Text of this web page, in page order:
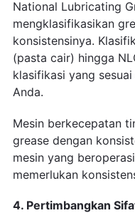
National Lubricating
mengklasifikasikan
konsistensinya.
(pasta cair) hingga
klasifikasi yang
Anda.
Mesin berkecepatan
grease dengan
mesin yang
memerlukan
4. Pertimbangkan